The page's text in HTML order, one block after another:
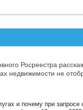
Росреестра
недвижимости не
и почему при запросе